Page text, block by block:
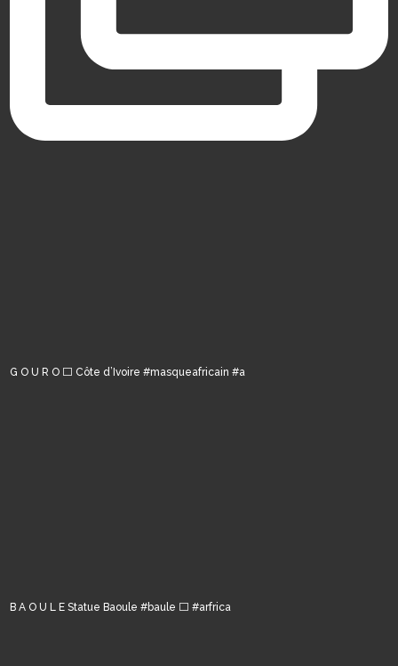
G O U R O ⬜️ Côte d’Ivoire #masqueafricain #a
B A O U L E Statue Baoule #baule ⬜️ #arfrica